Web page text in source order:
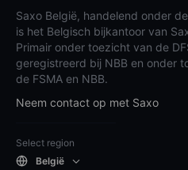
Saxo België, handelend onder
is het Belgisch bijkantoor van
Primair onder toezicht van de
geregistreerd bij NBB en onder
de FSMA en NBB.
Neem contact op met Saxo
Select region
België